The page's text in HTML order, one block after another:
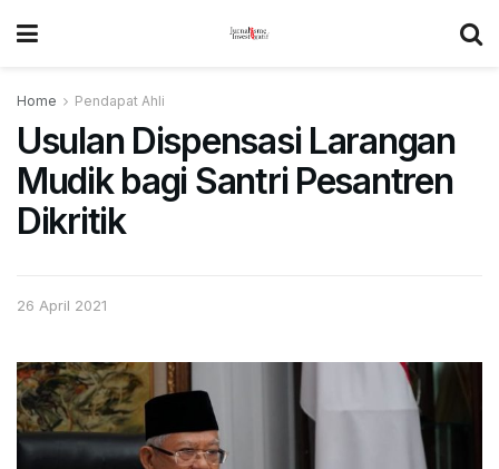
Home Pendapat Ahli
Usulan Dispensasi Larangan
Mudik bagi Santri Pesantren
Dikritik
26 April 2021